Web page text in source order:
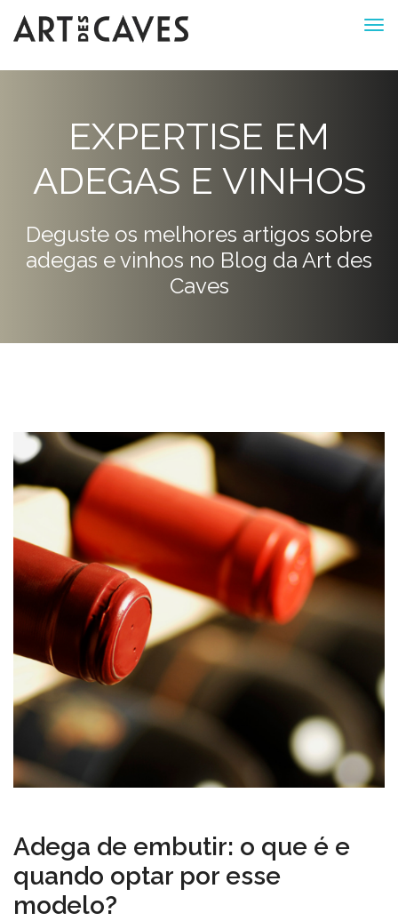
EXPERTISE EM
ADEGAS E VINHOS
Deguste os melhores artigos sobre
adegas e vinhos no Blog da Art des
Caves
Adega de embutir: o que é e
quando optar por esse
modelo?